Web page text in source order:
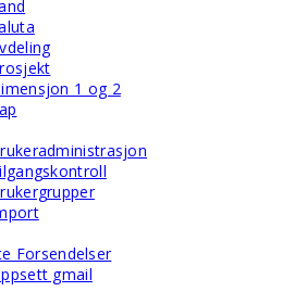
1 og 2
Forsendelser
gmail